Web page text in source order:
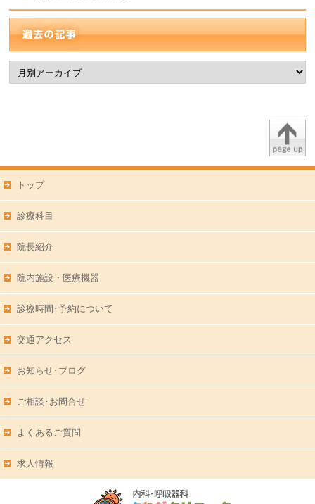
トップ
診療科目
院長紹介
院内施設・医療機器
診療時間･予約について
交通アクセス
お知らせ･ブログ
ご相談･お問合せ
よくあるご質問
求人情報